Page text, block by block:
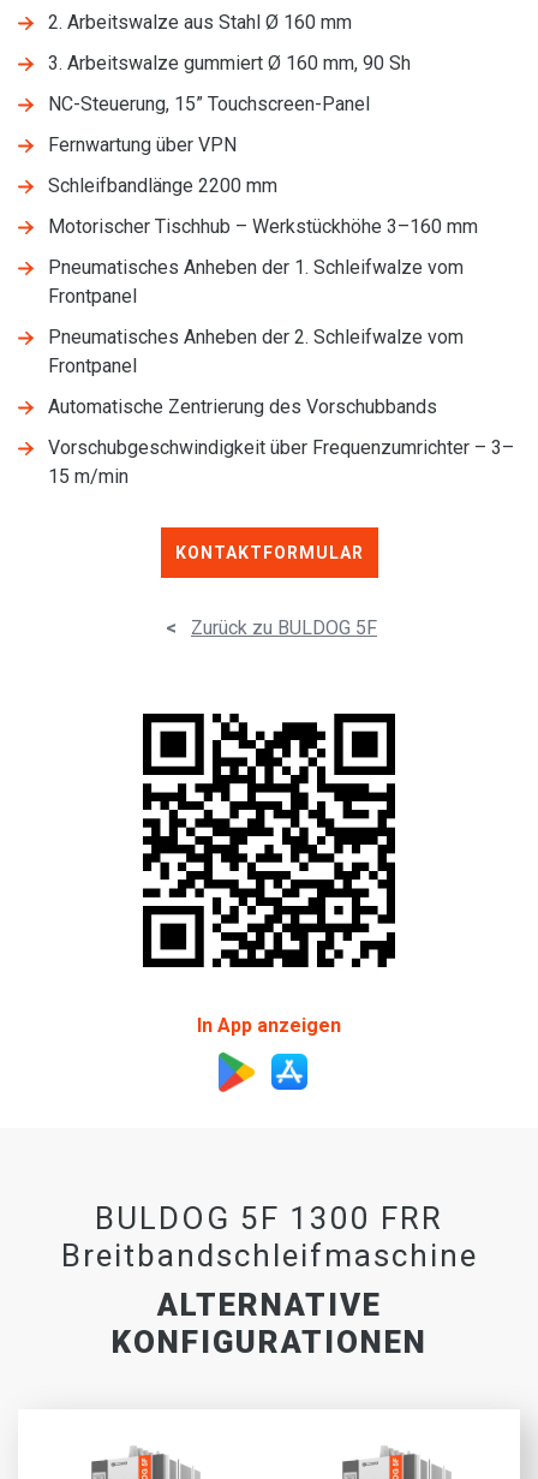
2. Arbeitswalze aus Stahl Ø 160 mm
3. Arbeitswalze gummiert Ø 160 mm, 90 Sh
NC-Steuerung, 15” Touchscreen-Panel
Fernwartung über VPN
Schleifbandlänge 2200 mm
Motorischer Tischhub – Werkstückhöhe 3–160 mm
Pneumatisches Anheben der 1. Schleifwalze vom
Frontpanel
Pneumatisches Anheben der 2. Schleifwalze vom
Frontpanel
Automatische Zentrierung des Vorschubbands
Vorschubgeschwindigkeit über Frequenzumrichter – 3–
15 m/min
KONTAKTFORMULAR
< Zurück zu BULDOG 5F
In App anzeigen
BULDOG 5F 1300 FRR
Breitbandschleifmaschine
ALTERNATIVE
KONFIGURATIONEN